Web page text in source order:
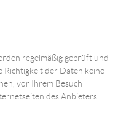
regelmäßig geprüft und
der Daten keine
vor Ihrem Besuch
des Anbieters